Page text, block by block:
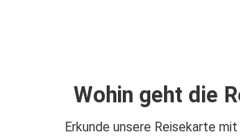
Český Krumlov
Wohin geht die
Erkunde unsere Reisekarte